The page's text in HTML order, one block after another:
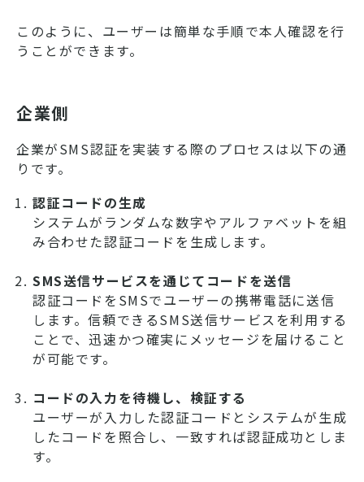
このように、ユーザーは簡単な手順で本人確認を行
うことができます。
企業側
企業がSMS認証を実装する際のプロセスは以下の通
りです。
認証コードの生成
システムがランダムな数字やアルファベットを組
み合わせた認証コードを生成します。
SMS送信サービスを通じてコードを送信
認証コードをSMSでユーザーの携帯電話に送信
します。信頼できるSMS送信サービスを利用する
ことで、迅速かつ確実にメッセージを届けること
が可能です。
コードの入力を待機し、検証する
ユーザーが入力した認証コードとシステムが生成
したコードを照合し、一致すれば認証成功としま
す。